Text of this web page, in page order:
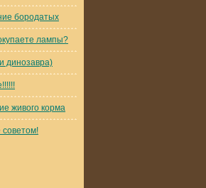
бородатых
лампы?
динозавра)
живого корма
советом!